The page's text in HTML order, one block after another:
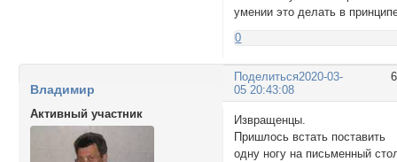
умении это делать в
0
Поделиться2020-03-
05 20:43:08
Владимир
Активный участник
Извращенцы.
Пришлось встать поставить
одну ногу на письменный